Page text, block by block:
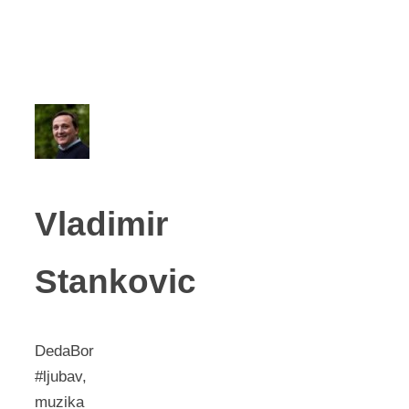
Vladimir
Stankovic
DedaBor
#ljubav,
muzika